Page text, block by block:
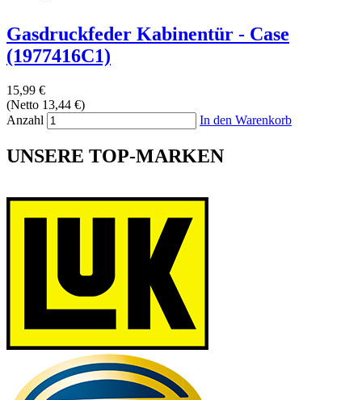
Gasdruckfeder Kabinentür - Case
(1977416C1)
15,99 €
(Netto 13,44 €)
Anzahl
In den Warenkorb
UNSERE TOP-MARKEN